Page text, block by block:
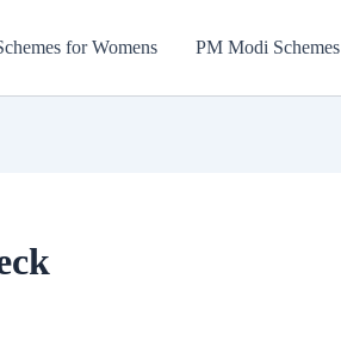
for Womens PM Modi Schemes